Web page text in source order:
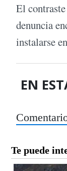
El
denuncia
instalarse
EN